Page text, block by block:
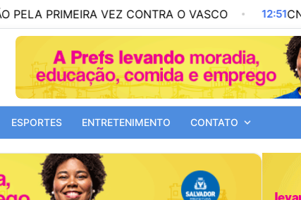
VEZ CONTRA O VASCO 12:51CNC:
ESPORTES ENTRETENIMENTO CONTATO